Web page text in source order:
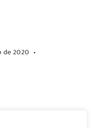
de 2020